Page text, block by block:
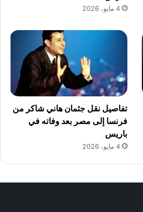
4 مايو، 2026
تفاصيل نقل جثمان هاني شاكر من
فرنسا إلى مصر بعد وفاته في
باريس
4 مايو، 2026